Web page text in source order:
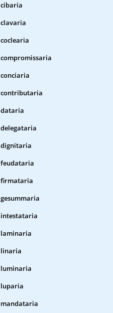
cibaria
clavaria
coclearia
compromissaria
conciaria
contributaria
dataria
delegataria
dignitaria
feudataria
firmataria
gesummaria
intestataria
laminaria
linaria
luminaria
luparia
mandataria